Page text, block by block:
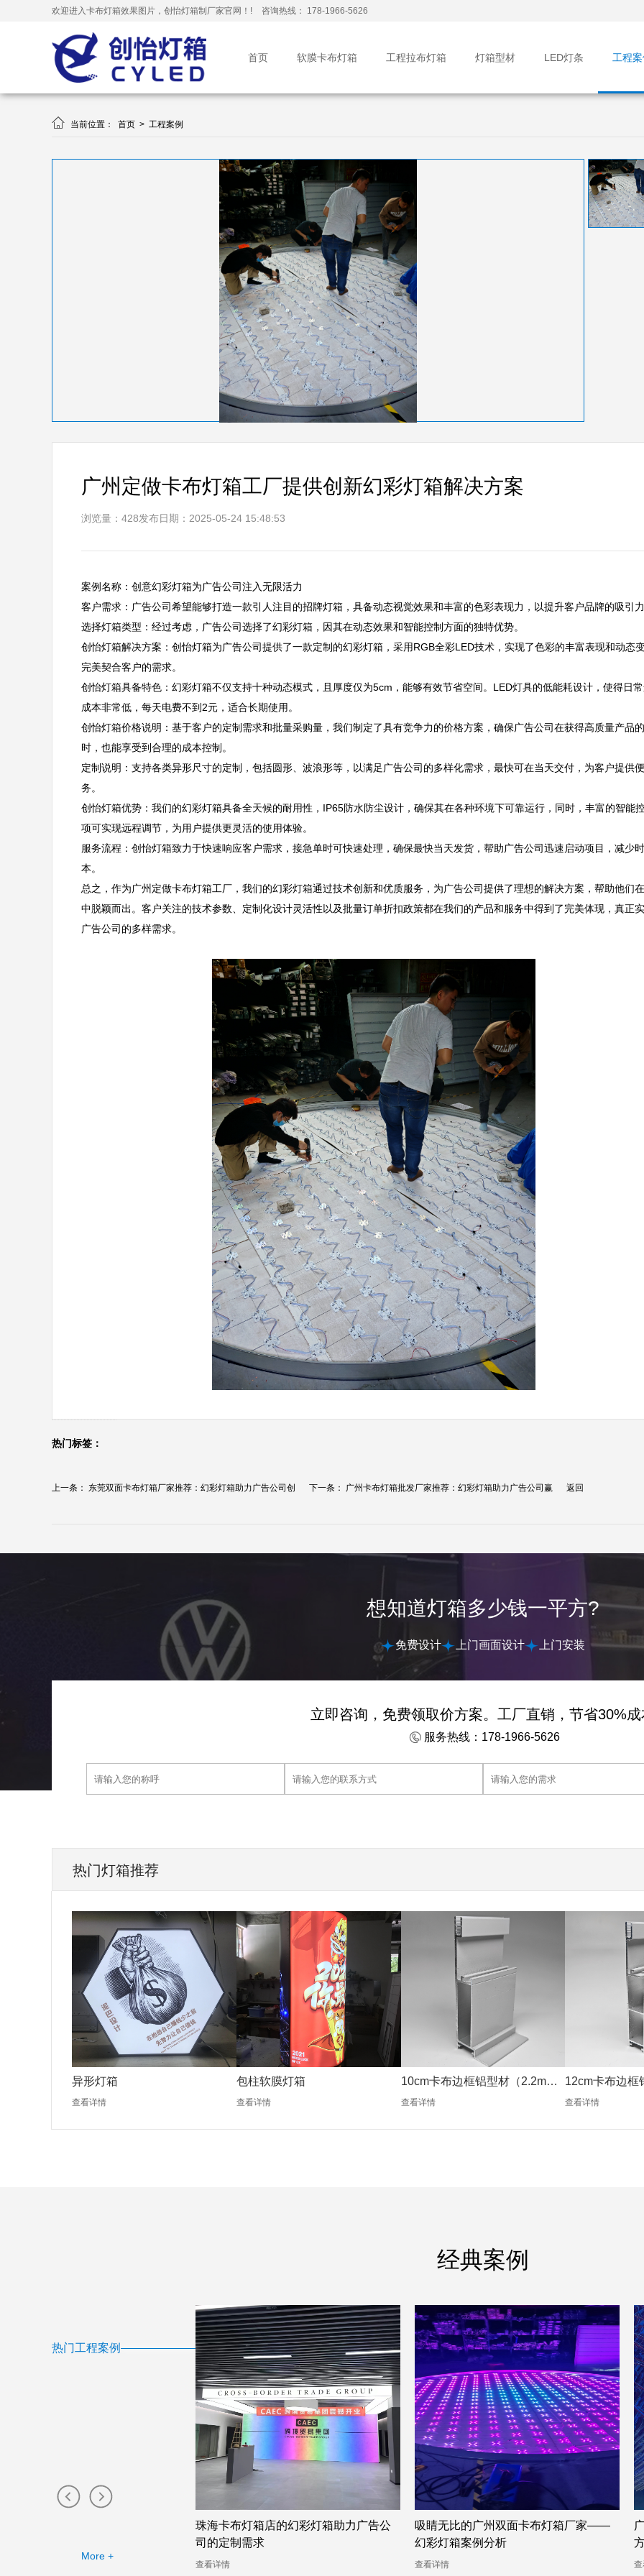
欢迎进入卡布灯箱效果图片，创怡灯箱制厂家官网！! 咨询热线： 178-1966-5626
首页 软膜卡布灯箱 工程拉布灯箱 灯箱型材 LED灯条 工程
 当前位置： 首页 > 工程案例
广州定做卡布灯箱工厂提供创新幻彩灯箱解决方案
浏览量：428发布日期：2025-05-24 15:48:53
案例名称：创意幻彩灯箱为广告公司注入无限活力
客户需求：广告公司希望能够打造一款引人注目的招牌灯箱，具备动态视觉效果和丰富的色彩表现力，以提升客户品牌的吸引
选择灯箱类型：经过考虑，广告公司选择了幻彩灯箱，因其在动态效果和智能控制方面的独特优势。
创怡灯箱解决方案：创怡灯箱为广告公司提供了一款定制的幻彩灯箱，采用RGB全彩LED技术，实现了色彩的丰富表现和动态
完美契合客户的需求。
创怡灯箱具备特色：幻彩灯箱不仅支持十种动态模式，且厚度仅为5cm，能够有效节省空间。LED灯具的低能耗设计，使得日
成本非常低，每天电费不到2元，适合长期使用。
创怡灯箱价格说明：基于客户的定制需求和批量采购量，我们制定了具有竞争力的价格方案，确保广告公司在获得高质量产品
时，也能享受到合理的成本控制。
定制说明：支持各类异形尺寸的定制，包括圆形、波浪形等，以满足广告公司的多样化需求，最快可在当天交付，为客户提供
务。
创怡灯箱优势：我们的幻彩灯箱具备全天候的耐用性，IP65防水防尘设计，确保其在各种环境下可靠运行，同时，丰富的智能
项可实现远程调节，为用户提供更灵活的使用体验。
服务流程：创怡灯箱致力于快速响应客户需求，接急单时可快速处理，确保最快当天发货，帮助广告公司迅速启动项目，减少
本。
总之，作为广州定做卡布灯箱工厂，我们的幻彩灯箱通过技术创新和优质服务，为广告公司提供了理想的解决方案，帮助他们
中脱颖而出。客户关注的技术参数、定制化设计灵活性以及批量订单折扣政策都在我们的产品和服务中得到了完美体现，真正
广告公司的多样需求。
热门标签：
上一条： 东莞双面卡布灯箱厂家推荐：幻彩灯箱助力广告公司创
下一条： 广州卡布灯箱批发厂家推荐：幻彩灯箱助力广告公司赢
返回
想知道灯箱多少钱一平方?
免费设计 上门画面设计 上门安装
立即咨询，免费领取价方案。工厂直销，节省30%成
服务热线：178-1966-5626
热门灯箱推荐
异形灯箱
查看详情
包柱软膜灯箱
查看详情
10cm卡布边框铝型材（2.2mm
银色）
查看详情
12cm卡布边框
银色）
查看详情
经典案例
热门工程案例
More +
吸睛无比的广州双面卡布灯箱厂家——
幻彩灯箱案例分析
查看详情
广州双面卡布灯箱厂家提供的幻彩灯箱
方案案例
查看详情